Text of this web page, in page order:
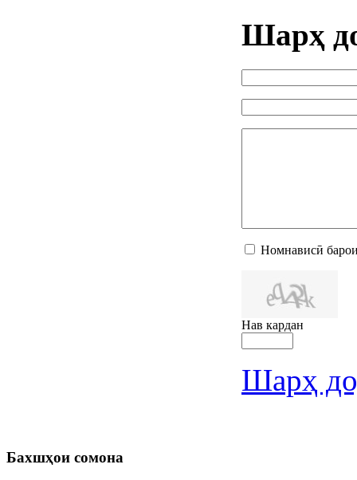
Шарҳ
Номнависӣ
Нав кардан
Шарҳ
Бахшҳои сомона